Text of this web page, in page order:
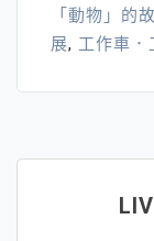
「動物」的
展, 工作車．